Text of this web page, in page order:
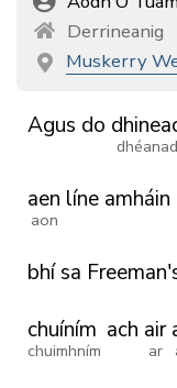
Derrineanig
Muskerry
Agus do
aen
aon
líne amháin
bhísa
chuíním
chuimhním
ach air
ar